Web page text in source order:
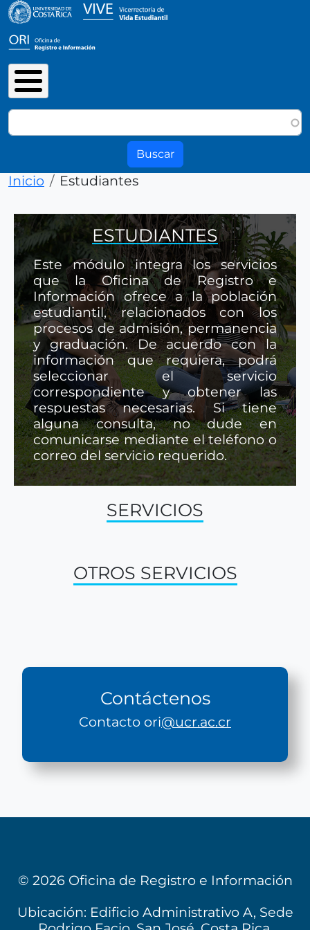
Pasar al contenido principal
Ruta de navegación
Inicio Estudiantes
ESTUDIANTES
Este módulo integra los servicios
que la Oficina de Registro e
Información ofrece a la población
estudiantil, relacionados con los
procesos de admisión, permanencia
y graduación. De acuerdo con la
información que requiera, podrá
seleccionar el servicio
correspondiente y obtener las
respuestas necesarias. Si tiene
alguna consulta, no dude en
comunicarse mediante el teléfono o
correo del servicio requerido.
SERVICIOS
OTROS SERVICIOS
Contáctenos
Contacto ori@ucr.ac.cr
© 2026 Oficina de Registro e Información
Ubicación: Edificio Administrativo A, Sede